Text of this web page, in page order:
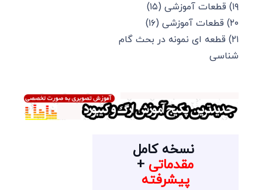
۱۹) قطعات آموزشی (۱۵)
۲۰) قطعات آموزشی (۱۶)
۲۱) قطعه ای نمونه در بحث گام
شناسی
نسخه کامل
مقدماتی +
پیشرفته